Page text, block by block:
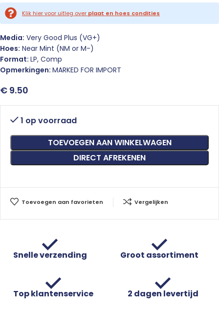
Klik hier voor uitleg over plaat en hoes condities
Media: Very Good Plus (VG+)
Hoes: Near Mint (NM or M-)
Format: LP, Comp
Opmerkingen: MARKED FOR IMPORT
€ 9.50
1 op voorraad
TOEVOEGEN AAN WINKELWAGEN
DIRECT AFREKENEN
Toevoegen aan favorieten Vergelijken
Snelle verzending Groot assortiment
Top klantenservice 2 dagen levertijd